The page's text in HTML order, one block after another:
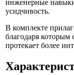
инженерные
усидчивость.
В комплекте
благодаря которым
протекает более